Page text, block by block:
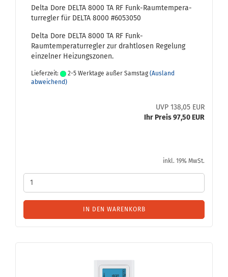
Delta Dore DELTA 8000 TA RF Funk-​Raum­tem­pe­ra­
tur­reg­ler für DELTA 8000 #6053050
Delta Dore DELTA 8000 TA RF Funk-​
Raumtemperaturregler zur draht­lo­sen Re­ge­lung
ein­zel­ner Hei­zungs­zo­nen.
Lieferzeit: 2-5 Werktage außer Samstag (Ausland
abweichend)
UVP 138,05 EUR
Ihr Preis 97,50 EUR
inkl. 19% MwSt.
IN DEN WARENKORB